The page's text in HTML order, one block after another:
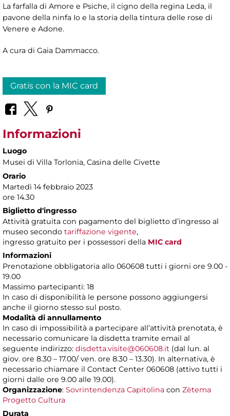
La farfalla di Amore e Psiche, il cigno della regina Leda, il
pavone della ninfa Io e la storia della tintura delle rose di
Venere e Adone.
A cura di Gaia Dammacco.
Gratis con la MIC card
Informazioni
Luogo
Musei di Villa Torlonia, Casina delle Civette
Orario
Martedì 14 febbraio 2023
ore 14.30
Biglietto d'ingresso
Attività gratuita con pagamento del biglietto d’ingresso al
museo secondo tariffazione vigente,
ingresso gratuito per i possessori della MIC card
Informazioni
Prenotazione obbligatoria allo 060608 tutti i giorni ore 9.00 -
19.00
Massimo partecipanti: 18
In caso di disponibilità le persone possono aggiungersi
anche il giorno stesso sul posto.
Modalità di annullamento
In caso di impossibilità a partecipare all’attività prenotata, è
necessario comunicare la disdetta tramite email al
seguente indirizzo: disdetta.visite@060608.it (dal lun. al
giov. ore 8.30 – 17.00/ ven. ore 8.30 – 13.30). In alternativa, è
necessario chiamare il Contact Center 060608 (attivo tutti i
giorni dalle ore 9.00 alle 19.00).
Organizzazione: Sovrintendenza Capitolina con Zètema
Progetto Cultura
Durata